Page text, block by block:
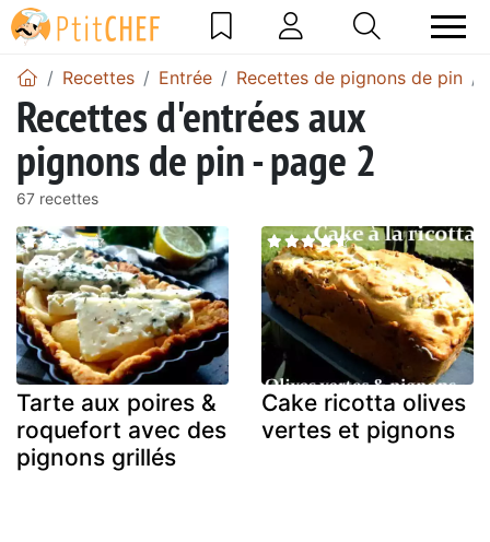
Recettes Entrée Recettes de pignons de pin
Recettes d'entrées aux
pignons de pin - page 2
67 recettes
Tarte aux poires &
roquefort avec des
pignons grillés
Cake ricotta olives
vertes et pignons